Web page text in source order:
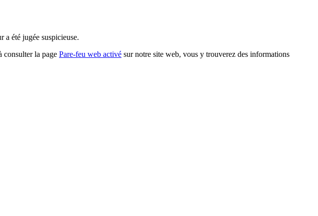
a été jugée suspicieuse.
consulter la page Pare-feu web activé sur notre site web, vous y trouverez des informations